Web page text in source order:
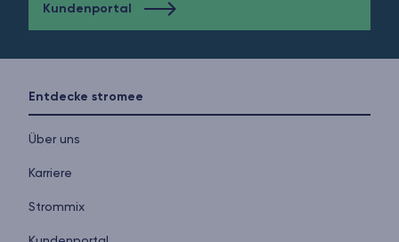
Kundenportal
Entdecke stromee
Über uns
Karriere
Strommix